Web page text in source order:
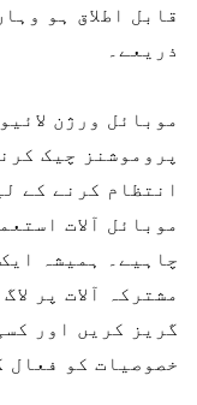
قابل اطلاق ہو
ذریعے۔
موبائل ورژن
پروموشنز چیک
انتظام کرنے کے
موبائل آلات
چاہیے۔ ہمیشہ
مشترکہ آلات پر
گریز کریں اور
خصوصیات کو فعال